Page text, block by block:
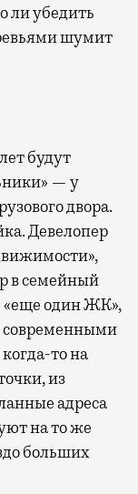
ли убедить
шумит
будут
— у
двора.
Девелопер
в семейный
«еще один ЖК»,
современными
то на
из
адреса
на то же
больших